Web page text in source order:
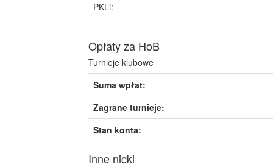
PKLi:
Opłaty za HoB
Turnieje klubowe
Suma wpłat:
Zagrane turnieje:
Stan konta:
Inne nicki